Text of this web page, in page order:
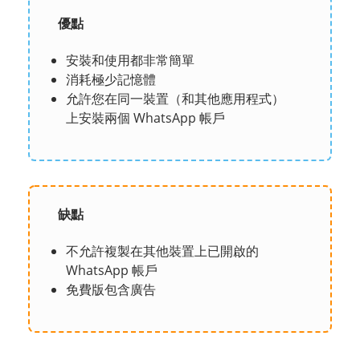
優點
安裝和使用都非常簡單
消耗極少記憶體
允許您在同一裝置（和其他應用程式）
上安裝兩個 WhatsApp 帳戶
缺點
不允許複製在其他裝置上已開啟的
WhatsApp 帳戶
免費版包含廣告